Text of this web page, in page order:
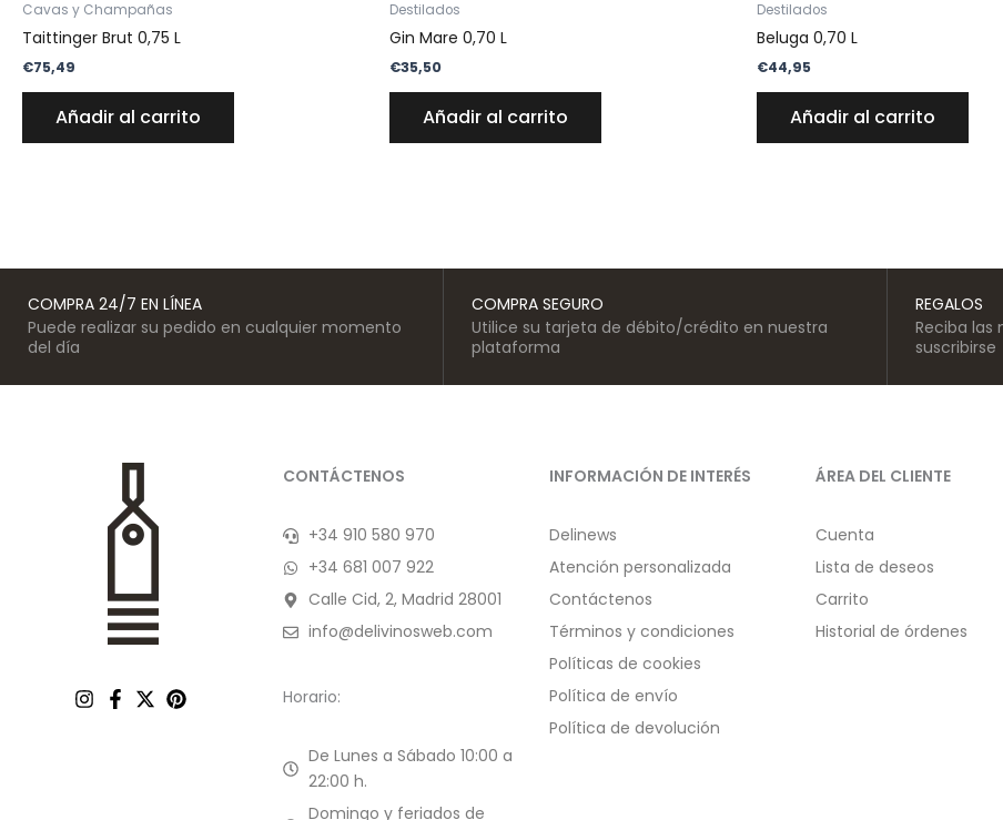
Cavas y Champañas
Taittinger Brut 0,75 L
€75,49
Añadir al carrito
Destilados
Gin Mare 0,70 L
€35,50
Añadir al carrito
Destilados
Beluga 0,70 L
€44,95
Añadir al carrito
COMPRA 24/7 EN LÍNEA
Puede realizar su pedido en cualquier momento
del día
COMPRA SEGURO
Utilice su tarjeta de débito/crédito en nuestra
plataforma
REGALOS
Reciba las
suscribirse
CONTÁCTENOS
+34 910 580 970
+34 681 007 922
Calle Cid, 2, Madrid 28001
info@delivinosweb.com
Horario:
De Lunes a Sábado 10:00 a
22:00 h.
Domingo y feriados de
INFORMACIÓN DE INTERÉS
Delinews
Atención personalizada
Contáctenos
Términos y condiciones
Políticas de cookies
Política de envío
Política de devolución
ÁREA DEL CLIENTE
Cuenta
Lista de deseos
Carrito
Historial de órdenes